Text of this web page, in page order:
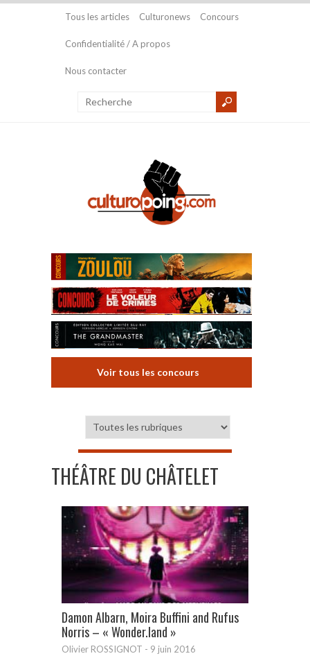
Tous les articles Culturonews Concours
Confidentialité / A propos
Nous contacter
Voir tous les concours
THÉÂTRE DU CHÂTELET
Damon Albarn, Moira Buffini and Rufus
Norris – « Wonder.land »
Olivier ROSSIGNOT - 9 juin 2016